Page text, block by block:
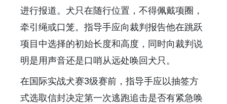
进行报道。犬只在随行位置，不得佩戴项圈，
牵引绳或口笼。指导手应向裁判报告他在跳跃
项目中选择的初始长度和高度，同时向裁判说
明是用声音还是口哨从远处唤回犬只。
在国际实战犬赛3级赛前，指导手应以抽签方
式选取信封决定第一次逃跑追击是否有紧急唤